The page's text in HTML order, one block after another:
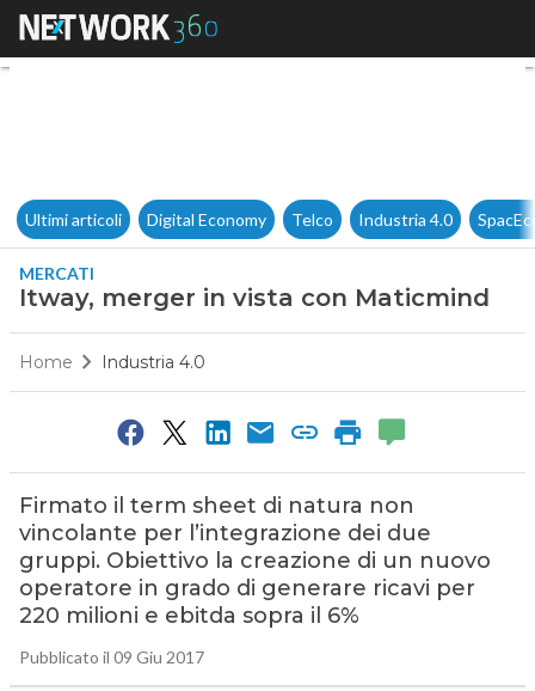
Itway, merger in vista con
Ultimi articoli Digital Economy Telco Industria 4.0
MERCATI
Itway, merger in vista con Maticmind
Home Industria 4.0
Firmato il term sheet di natura non
vincolante per l’integrazione dei due
gruppi. Obiettivo la creazione di un nuovo
operatore in grado di generare ricavi per
220 milioni e ebitda sopra il 6%
Pubblicato il 09 Giu 2017